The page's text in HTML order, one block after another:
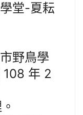
堂-夏耘
野鳥學
108 年 2